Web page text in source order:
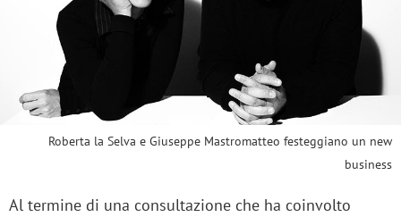
Roberta la Selva e Giuseppe Mastromatteo festeggiano un new
business
Al termine di una consultazione che ha coinvolto